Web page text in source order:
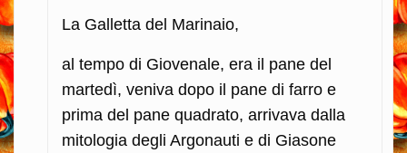
La Galletta del Marinaio,
al tempo di Giovenale, era il pane del
martedì, veniva dopo il pane di farro e
prima del pane quadrato, arrivava dalla
mitologia degli Argonauti e di Giasone